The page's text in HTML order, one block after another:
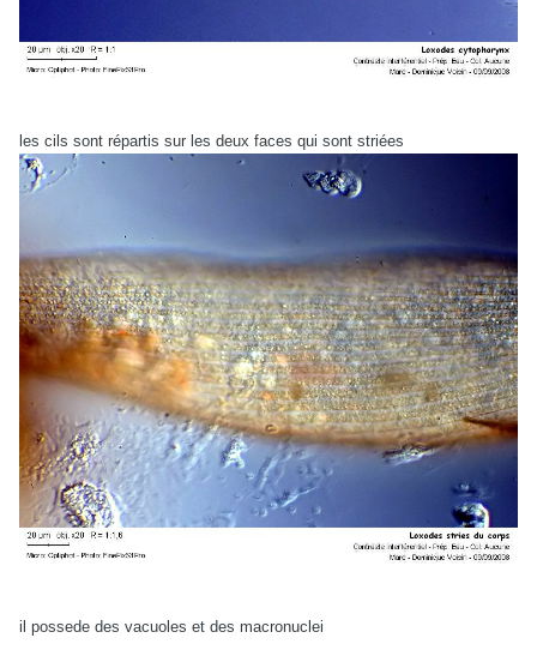
les cils sont répartis sur les deux faces qui sont striées
il possede des vacuoles et des macronuclei